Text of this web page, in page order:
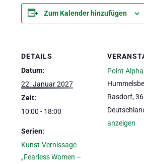
Zum Kalender hinzufügen
DETAILS
Datum:
22. Januar 2027
Zeit:
10:00 - 18:00
Serien:
Kunst-Vernissage
„Fearless Women –
Point
Rasdorf,
anzeigen